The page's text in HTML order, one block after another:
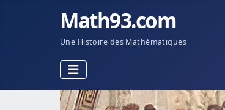
Math93.com
Une Histoire des Mathématiques